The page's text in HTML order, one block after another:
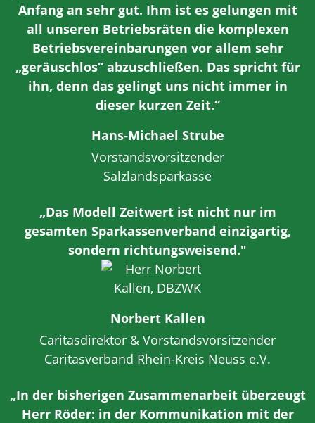
Anfang an sehr gut. Ihm ist es gelungen mit
all unseren Betriebsräten die komplexen
Betriebsvereinbarungen vor allem sehr
„geräuschlos“ abzuschließen. Das spricht für
ihn, denn das gelingt uns nicht immer in
dieser kurzen Zeit.“
Hans-Michael Strube
Vorstandsvorsitzender
Salzlandsparkasse
„Das Modell Zeitwert ist nicht nur im
gesamten Sparkassenverband einzigartig,
sondern richtungsweisend."
Norbert Kallen
Caritasdirektor & Vorstandsvorsitzender
Caritasverband Rhein-Kreis Neuss e.V.
„In der bisherigen Zusammenarbeit überzeugt
Herr Röder: in der Kommunikation mit der